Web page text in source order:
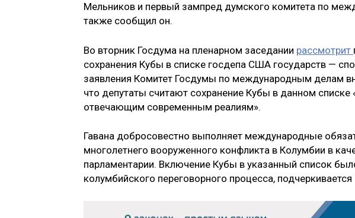
Мельников и первый зампред думского комитета по
также сообщил он.
Во вторник Госдума на пленарном заседании рассмотрит
сохранения Кубы в списке госдепа США государств —
заявления Комитет Госдумы по международным делам
что депутаты считают сохранение Кубы в данном
отвечающим современным реалиям».
Гавана добросовестно выполняет международные
многолетнего вооруженного конфликта в Колумбии в
парламентарии. Включение Кубы в указанный список
колумбийского переговорного процесса, подчеркивается